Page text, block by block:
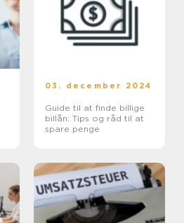
03. december 2024
Guide til at finde billige
billån: Tips og råd til at
spare penge